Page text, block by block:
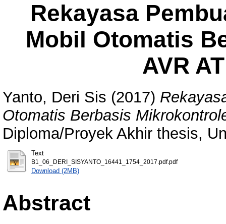
Rekayasa
Mobil Otomatis
AVR
Yanto, Deri Sis (2017)
Otomatis Berbasis
Diploma/Proyek Akhir thesis,
Text
B1_06_DERI_SISYANTO_16441_1754_2017.pdf.pdf
Download (2MB)
Abstract